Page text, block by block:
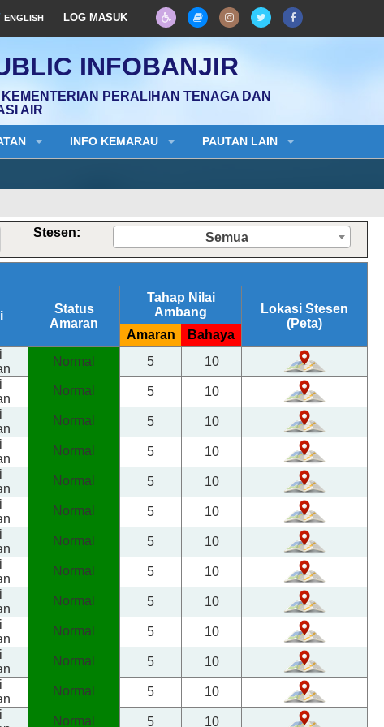
ENGLISH LOG MASUK
INFOBANJIR
PERALIHAN TENAGA DAN
AIR
INFO KEMARAU PAUTAN LAIN
Stesen: Semua
Status
Amaran
Tahap Nilai
Ambang
Lokasi Stesen
(Peta)
Amaran
Bahaya
Normal 5 10
Normal 5 10
Normal 5 10
Normal 5 10
Normal 5 10
Normal 5 10
Normal 5 10
Normal 5 10
Normal 5 10
Normal 5 10
Normal 5 10
Normal 5 10
Normal 5 10